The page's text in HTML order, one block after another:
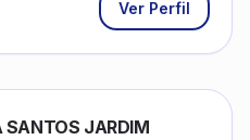
Ver Perfil
SANTOS JARDIM